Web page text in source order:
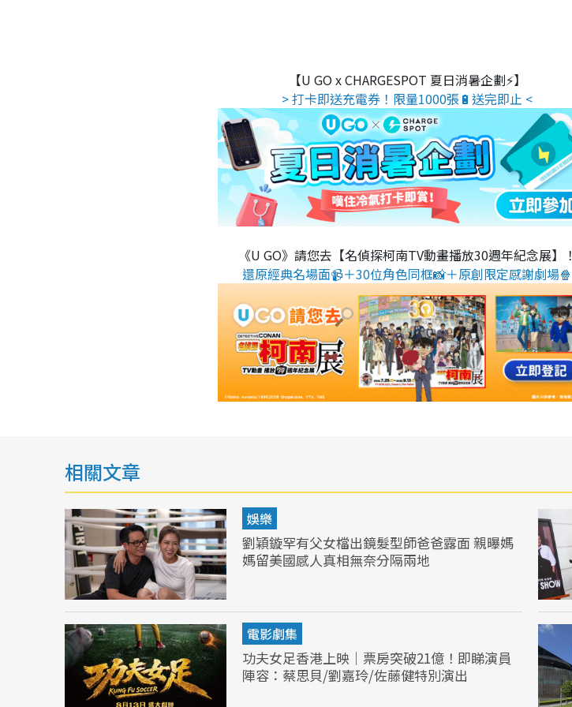
【U GO x CHARGESPOT 夏日消暑企劃⚡】
> 打卡即送充電券！限量1000張🔋送完即止 <
《U GO》請您去【名偵探柯南TV動畫播放30週年紀念展】！
還原經典名場面📹＋30位角色同框📸＋原創限定感謝劇場🍿
相關文章
娛樂
劉穎鏇罕有父女檔出鏡髮型師爸爸露面 親曝媽
媽留美國感人真相無奈分隔兩地
電影劇集
功夫女足香港上映｜票房突破21億！即睇演員
陣容：蔡思貝/劉嘉玲/佐藤健特別演出